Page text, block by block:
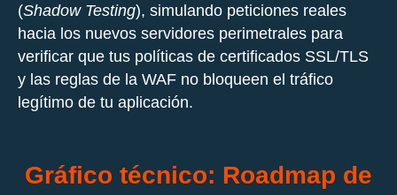
(Shadow Testing), simulando peticiones reales
hacia los nuevos servidores perimetrales para
verificar que tus políticas de certificados SSL/TLS
y las reglas de la WAF no bloqueen el tráfico
legítimo de tu aplicación.
Gráfico técnico: Roadmap de